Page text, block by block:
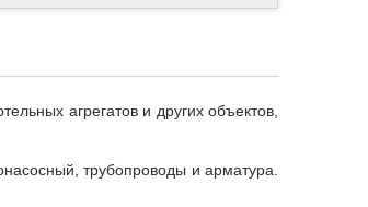
агрегатов и других объектов,
трубопроводы и арматура.